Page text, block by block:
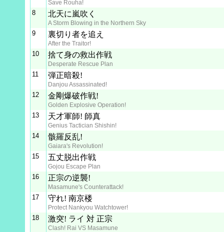
Save Rouha!
8 北天に嵐吹く
A Storm Blowing in the Northern Sky
9 裏切り者を追え
After the Traitor!
10 捨て身の救出作戦
Desperate Rescue Plan
11 弾正暗殺!
Danjou Assassinated!
12 金剛爆破作戦!
Golden Explosive Operation!
13 天才軍師! 師真
Genius Tactician Shishin!
14 骸羅反乱!
Gaiara's Revolution!
15 五丈脱出作戦
Gojou Escape Plan
16 正宗の逆襲!
Masamune's Counterattack!
17 守れ! 南京楼
Protect Nankyou Watchtower!
18 激突! ライ 対 正宗
Clash! Rai VS Masamune